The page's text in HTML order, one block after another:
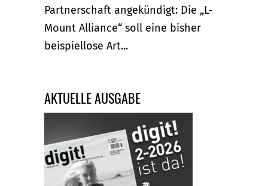
Partnerschaft angekündigt: Die „L-
Mount Alliance“ soll eine bisher
beispiellose Art...
AKTUELLE AUSGABE